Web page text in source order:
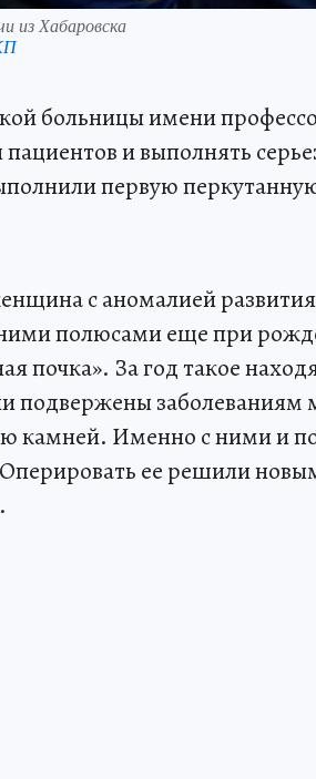
из Хабаровска
больницы имени
и выполнять
первую
с аномалией
полюсами еще при
почка». За год такое
подвержены заболеваниям
камней. Именно с ними и
ее решили